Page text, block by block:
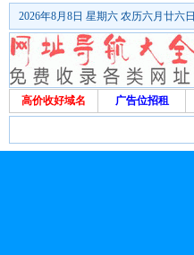
2026年8月8日 星期六 农历六月廿六日
高价收好域名 广告位招租